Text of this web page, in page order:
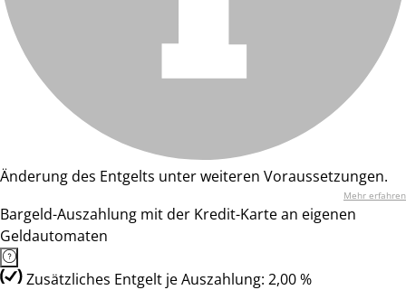
Änderung des Entgelts unter weiteren Voraussetzungen.
Mehr erfahren
Bargeld-Auszahlung mit der Kredit-Karte an eigenen
Geldautomaten
Zusätzliches Entgelt je Auszahlung: 2,00 %